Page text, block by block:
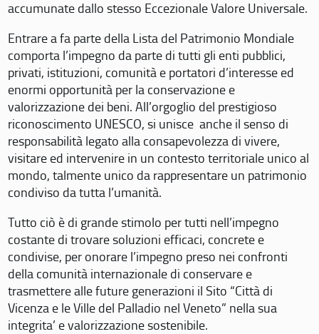
accumunate dallo stesso Eccezionale Valore Universale.
Entrare a fa parte della Lista del Patrimonio Mondiale
comporta l’impegno da parte di tutti gli enti pubblici,
privati, istituzioni, comunità e portatori d’interesse ed
enormi opportunità per la conservazione e
valorizzazione dei beni. All’orgoglio del prestigioso
riconoscimento UNESCO, si unisce anche il senso di
responsabilità legato alla consapevolezza di vivere,
visitare ed intervenire in un contesto territoriale unico al
mondo, talmente unico da rappresentare un patrimonio
condiviso da tutta l’umanità.
Tutto ciò è di grande stimolo per tutti nell’impegno
costante di trovare soluzioni efficaci, concrete e
condivise, per onorare l’impegno preso nei confronti
della comunità internazionale di conservare e
trasmettere alle future generazioni il Sito “Città di
Vicenza e le Ville del Palladio nel Veneto” nella sua
integrita’ e valorizzazione sostenibile.